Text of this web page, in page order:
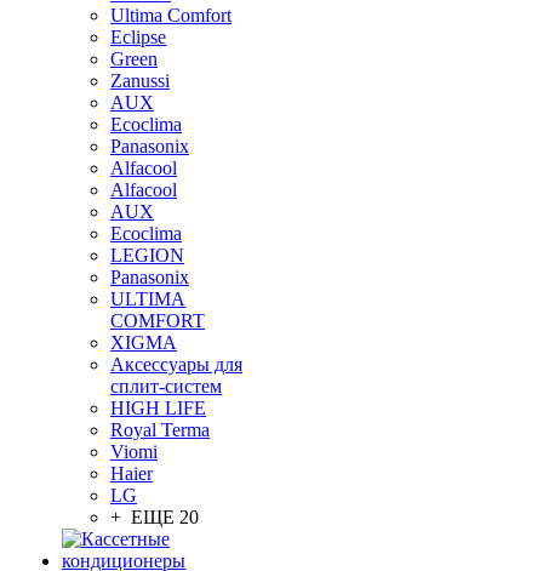
Ultima Comfort
Eclipse
Green
Zanussi
AUX
Ecoclima
Panasonix
Alfacool
Alfacool
AUX
Ecoclima
LEGION
Panasonix
ULTIMA
COMFORT
XIGMA
Аксессуары для
сплит-систем
HIGH LIFE
Royal Terma
Viomi
Haier
LG
+ ЕЩЕ 20